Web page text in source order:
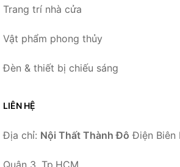
Trang trí nhà cửa
Vật phẩm phong thủy
Đèn & thiết bị chiếu sáng
LIÊN HỆ
Địa chỉ: Nội Thất Thành Đô Điện Biên
Quận 3, Tp.HCM